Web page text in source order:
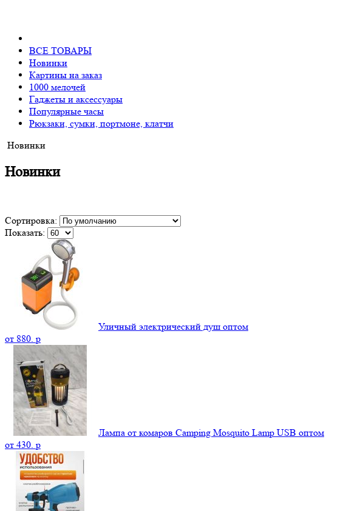
ВСЕ ТОВАРЫ
Новинки
Картины на заказ
1000 мелочей
Гаджеты и аксессуары
Популярные часы
Рюкзаки, сумки, портмоне, клатчи
Новинки
Новинки
Сортировка:
Показать:
Уличный электрический душ оптом
от 880. p
Лампа от комаров Camping Mosquito Lamp USB оптом
от 430. p